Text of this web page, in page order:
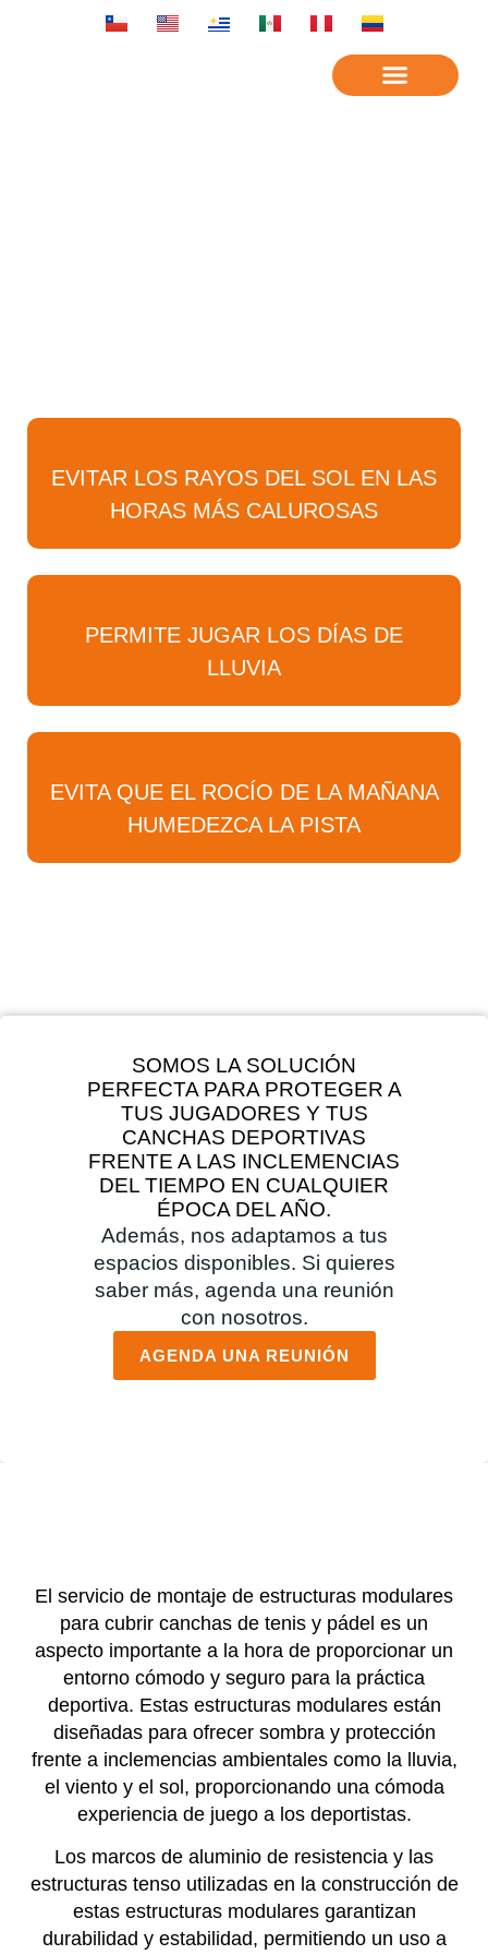
EVITAR LOS RAYOS DEL SOL EN LAS
HORAS MÁS CALUROSAS
PERMITE JUGAR LOS DÍAS DE
LLUVIA
EVITA QUE EL ROCÍO DE LA MAÑANA
HUMEDEZCA LA PISTA
SOMOS LA SOLUCIÓN
PERFECTA PARA PROTEGER A
TUS JUGADORES Y TUS
CANCHAS DEPORTIVAS
FRENTE A LAS INCLEMENCIAS
DEL TIEMPO EN CUALQUIER
ÉPOCA DEL AÑO.
Además, nos adaptamos a tus
espacios disponibles. Si quieres
saber más, agenda una reunión
con nosotros.
AGENDA UNA REUNIÓN
El servicio de montaje de estructuras modulares
para cubrir canchas de tenis y pádel es un
aspecto importante a la hora de proporcionar un
entorno cómodo y seguro para la práctica
deportiva. Estas estructuras modulares están
diseñadas para ofrecer sombra y protección
frente a inclemencias ambientales como la lluvia,
el viento y el sol, proporcionando una cómoda
experiencia de juego a los deportistas.
Los marcos de aluminio de resistencia y las
estructuras tenso utilizadas en la construcción de
estas estructuras modulares garantizan
durabilidad y estabilidad, permitiendo un uso a